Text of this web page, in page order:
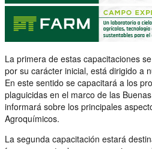
La primera de estas capacitaciones
por su carácter inicial, está dirigido a
En este sentido se capacitará a los
plaguicidas en el marco de las
informará sobre los principales
Agroquímicos.
La segunda capacitación estará